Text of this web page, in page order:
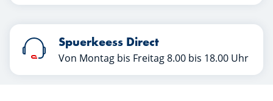
Spuerkeess Direct
Von Montag bis Freitag 8.00 bis 18.00 Uhr